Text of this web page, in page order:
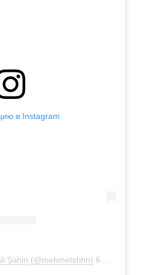
в Instagram
Şahin (@mehmetshhn) 6 Ноя 2019 в 9:08 PST